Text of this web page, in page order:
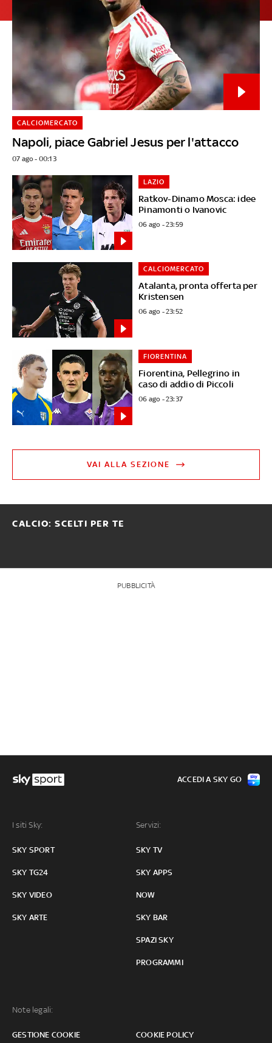
Napoli, piace Gabriel Jesus per l'attacco
CALCIOMERCATO
07 ago - 00:13
Ratkov-Dinamo Mosca: idee
Pinamonti o Ivanovic
LAZIO
06 ago - 23:59
Atalanta, pronta offerta per
Kristensen
CALCIOMERCATO
06 ago - 23:52
Fiorentina, Pellegrino in
caso di addio di Piccoli
FIORENTINA
06 ago - 23:37
VAI ALLA SEZIONE
CALCIO: SCELTI PER TE
PUBBLICITÀ
I siti Sky:
SKY SPORT
SKY TG24
SKY VIDEO
SKY ARTE
Servizi:
SKY TV
SKY APPS
NOW
SKY BAR
SPAZI SKY
PROGRAMMI
Note legali:
GESTIONE COOKIE COOKIE POLICY
ACCEDI A SKY GO